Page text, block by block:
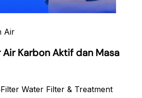
Air
Air Karbon Aktif dan Masa
Water Filter & Treatment